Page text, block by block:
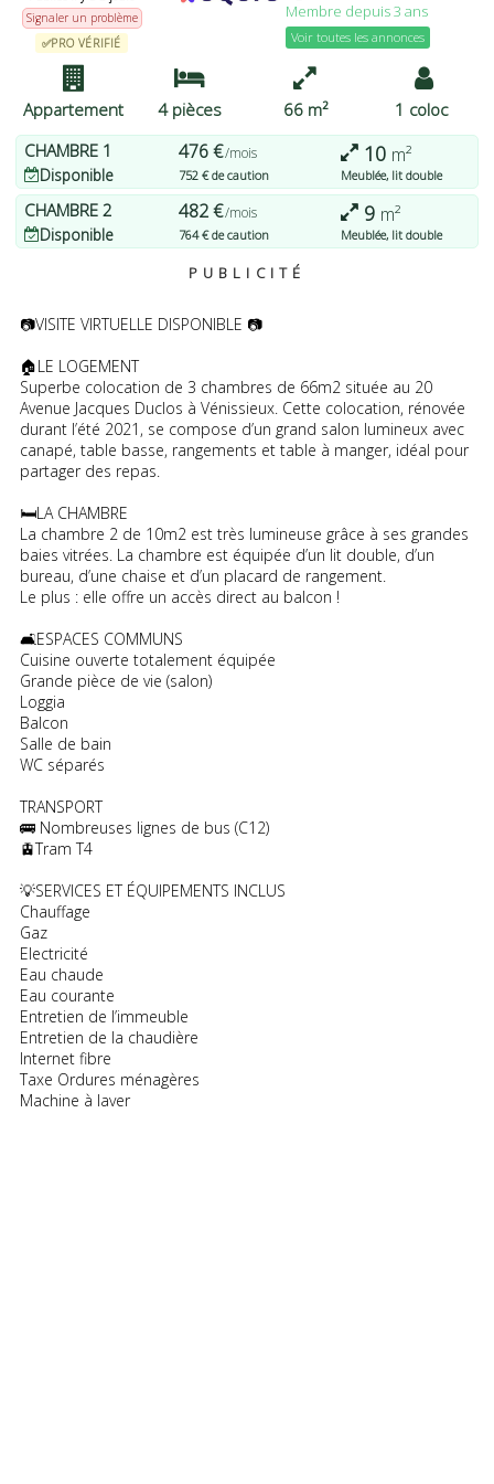
pouvez modifier vos préférences ou retirer votre
consentement à tout moment en revenant sur ce site et en
cliquant sur le bouton "Confidentialité" en bas de la page Web.
PLUS D'OPTIONS JE REFUSE
Signaler un problème
✅PRO VÉRIFIÉ
Membre depuis 3 ans
Voir toutes les annonces
Appartement 4 pièces 66 m²
1 coloc
CHAMBRE 1 476 €/mois 10 m²
Disponible 752 € de caution Meublée, lit double
CHAMBRE 2 482 €/mois 9 m²
Disponible 764 € de caution Meublée, lit double
PUBLICITÉ
📷VISITE VIRTUELLE DISPONIBLE 📷
🏠LE LOGEMENT
Superbe colocation de 3 chambres de 66m2 située au 20
Avenue Jacques Duclos à Vénissieux. Cette colocation, rénovée
durant l’été 2021, se compose d’un grand salon lumineux avec
canapé, table basse, rangements et table à manger, idéal pour
partager des repas.
🛏️LA CHAMBRE
La chambre 2 de 10m2 est très lumineuse grâce à ses grandes
baies vitrées. La chambre est équipée d’un lit double, d’un
bureau, d’une chaise et d’un placard de rangement.
Le plus : elle offre un accès direct au balcon !
🛋️ESPACES COMMUNS
Cuisine ouverte totalement équipée
Grande pièce de vie (salon)
Loggia
Balcon
Salle de bain
WC séparés
TRANSPORT
🚌 Nombreuses lignes de bus (C12)
🚊Tram T4
💡SERVICES ET ÉQUIPEMENTS INCLUS
Chauffage
Gaz
Electricité
Eau chaude
Eau courante
Entretien de l’immeuble
Entretien de la chaudière
Internet fibre
Taxe Ordures ménagères
Machine à laver